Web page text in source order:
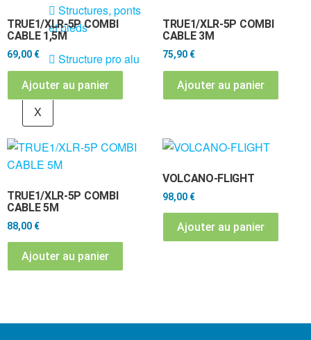
Structures, ponts
et pieds
Structure pro alu
X
TRUE1/XLR-5P COMBI
CABLE 1,5M
69,00 €
Ajouter au panier
TRUE1/XLR-5P COMBI
CABLE 3M
75,90 €
Ajouter au panier
TRUE1/XLR-5P COMBI
CABLE 5M
88,00 €
Ajouter au panier
VOLCANO-FLIGHT
98,00 €
Ajouter au panier